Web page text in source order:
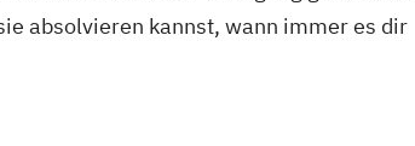
absolvieren kannst, wann immer es dir